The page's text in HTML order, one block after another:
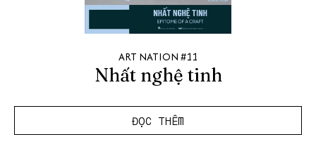
ART NATION #11
Nhất nghệ tinh
ĐỌC THÊM